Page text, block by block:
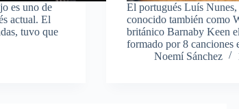
es uno de
actual. El
tuvo que
El portugués Luís
conocido también como
británico Barnaby Keen
formado por 8 canciones
Noemí Sánchez